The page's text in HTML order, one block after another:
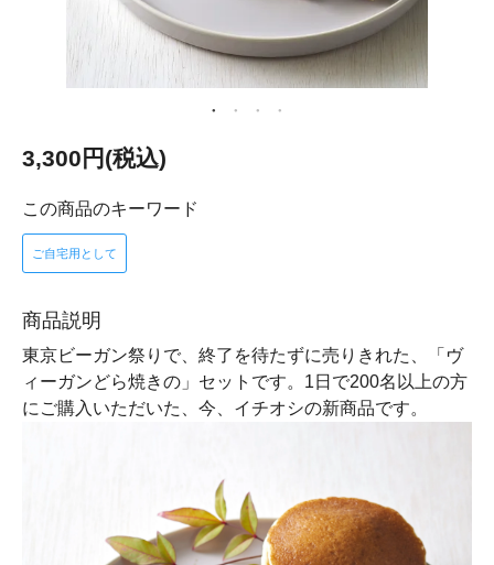
3,300円(税込)
この商品のキーワード
ご自宅用として
商品説明
東京ビーガン祭りで、終了を待たずに売りきれた、「ヴ
ィーガンどら焼きの」セットです。1日で200名以上の方
にご購入いただいた、今、イチオシの新商品です。